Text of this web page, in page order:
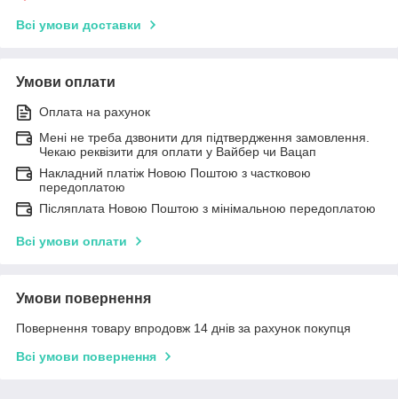
Всі умови доставки
Умови оплати
Оплата на рахунок
Мені не треба дзвонити для підтвердження замовлення.
Чекаю реквізити для оплати у Вайбер чи Вацап
Накладний платіж Новою Поштою з частковою
передоплатою
Післяплата Новою Поштою з мінімальною передоплатою
Всі умови оплати
Умови повернення
Повернення товару впродовж 14 днів за рахунок покупця
Всі умови повернення